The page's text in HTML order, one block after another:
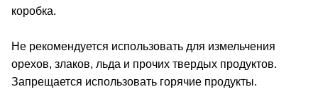
коробка.
Не рекомендуется использовать для измельчения
орехов, злаков, льда и прочих твердых продуктов.
Запрещается использовать горячие продукты.